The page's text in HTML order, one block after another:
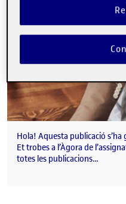
Hola! Aquesta publicació
Et trobes a l’Àgora de
totes les publicacions…